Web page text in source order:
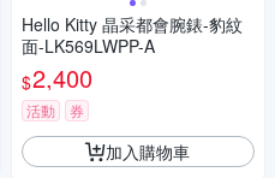
Hello Kitty 晶采都會腕錶-豹紋
面-LK569LWPP-A
$2,400
活動 券
加入購物車